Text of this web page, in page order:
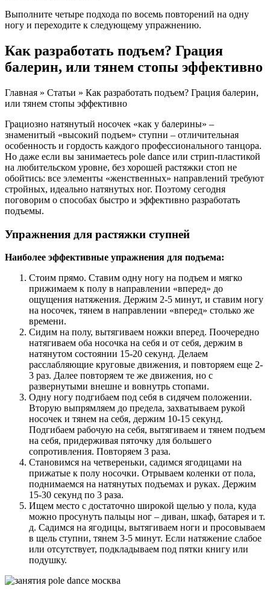
Выполните четыре подхода по восемь повторений на одну
ногу и переходите к следующему упражнению.
Как разработать подъем? Грация
балерин, или тянем стопы эффективно
Главная » Статьи » Как разработать подъем? Грация балерин,
или тянем стопы эффективно
Грациозно натянутый носочек «как у балерины» –
знаменитый «высокий подъем» ступни – отличительная
особенность и гордость каждого профессионального танцора.
Но даже если вы занимаетесь pole dance или стрип-пластикой
на любительском уровне, без хорошей растяжки стоп не
обойтись: все элементы «женственных» направлений требуют
стройных, идеально натянутых ног. Поэтому сегодня
поговорим о способах быстро и эффективно разработать
подъемы.
Упражнения для растяжки ступней
Наиболее эффективные упражнения для подъема:
Стоим прямо. Ставим одну ногу на подъем и мягко
прижимаем к полу в направлении «вперед» до
ощущения натяжения. Держим 2-5 минут, и ставим ногу
на носочек, тянем в направлении «вперед» столько же
времени.
Сидим на полу, вытягиваем ножки вперед. Поочередно
натягиваем оба носочка на себя и от себя, держим в
натянутом состоянии 15-20 секунд. Делаем
расслабляющие круговые движения, и повторяем еще 2-
3 раз. Далее повторяем те же движения, но с
развернутыми внешне и вовнутрь стопами.
Одну ногу подгибаем под себя в сидячем положении.
Вторую выпрямляем до предела, захватываем рукой
носочек и тянем на себя, держим 10-15 секунд.
Подгибаем рабочую на себя, вытягиваем и тянем подъем
на себя, придерживая пяточку для большего
сопротивления. Повторяем 3 раза.
Становимся на четвереньки, садимся ягодицами на
прижатые к полу носочки. Отрываем коленки от пола,
поднимаемся на натянутых подъемах и руках. Держим
15-30 секунд по 3 раза.
Ищем место с достаточно широкой щелью у пола, куда
можно просунуть пальцы ног – диван, шкаф, батарея и т.
д. Садимся на ягодицы, вытягиваем ноги и просовываем
в щель ступни, тянем 3-5 минут. Если натяжение слабое
или отсутствует, подкладываем под пятки книгу или
подушку.